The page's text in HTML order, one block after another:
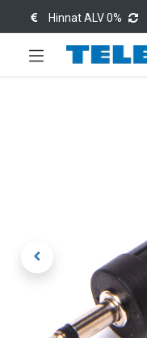
Hinnat ALV 0%